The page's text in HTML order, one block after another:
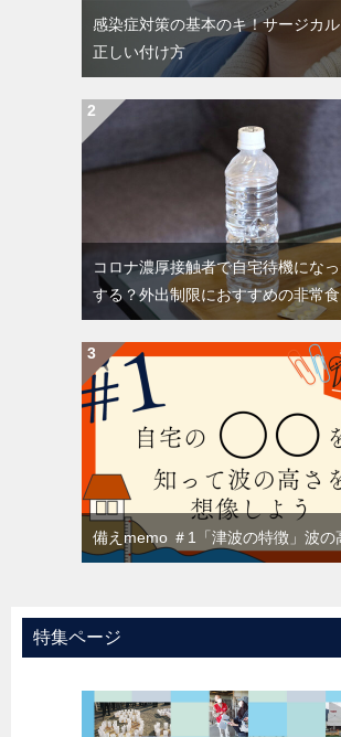
感染症対策の基本のキ！サージカ
正しい付け方
コロナ濃厚接触者で自宅待機にな
する？外出制限におすすめの非常食
備えmemo ＃1「津波の特徴」波の
特集ページ